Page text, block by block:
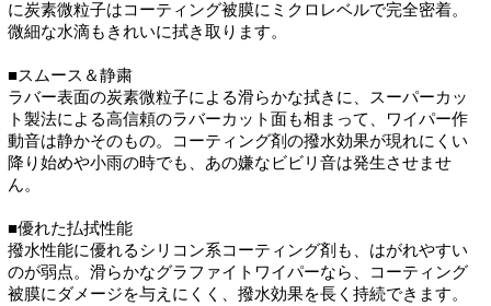
に炭素微粒子はコーティング被膜にミクロレベルで完全密着。
微細な水滴もきれいに拭き取ります。
■スムース＆静粛
ラバー表面の炭素微粒子による滑らかな拭きに、スーパーカッ
ト製法による高信頼のラバーカット面も相まって、ワイパー作
動音は静かそのもの。コーティング剤の撥水効果が現れにくい
降り始めや小雨の時でも、あの嫌なビビリ音は発生させませ
ん。
■優れた払拭性能
撥水性能に優れるシリコン系コーティング剤も、はがれやすい
のが弱点。滑らかなグラファイトワイパーなら、コーティング
被膜にダメージを与えにくく、撥水効果を長く持続できます。